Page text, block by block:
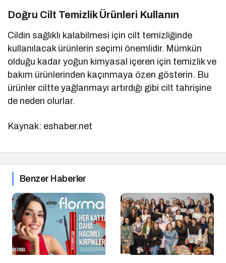
Doğru Cilt Temizlik Ürünleri Kullanın
Cildin sağlıklı kalabilmesi için cilt temizliğinde
kullanılacak ürünlerin seçimi önemlidir. Mümkün
olduğu kadar yoğun kimyasal içeren için temizlik ve
bakım ürünlerinden kaçınmaya özen gösterin. Bu
ürünler ciltte yağlanmayı artırdığı gibi cilt tahrişine
de neden olurlar.
Kaynak: eshaber.net
Benzer Haberler